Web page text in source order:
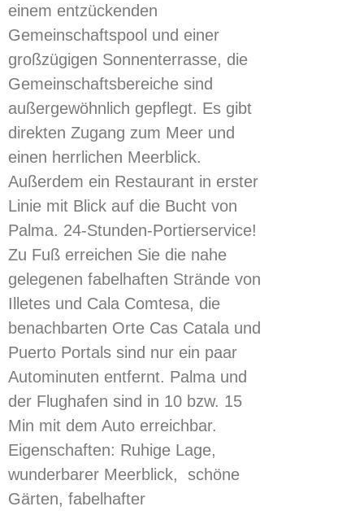
einem entzückenden
Gemeinschaftspool und einer
großzügigen Sonnenterrasse, die
Gemeinschaftsbereiche sind
außergewöhnlich gepflegt. Es gibt
direkten Zugang zum Meer und
einen herrlichen Meerblick.
Außerdem ein Restaurant in erster
Linie mit Blick auf die Bucht von
Palma. 24-Stunden-Portierservice!
Zu Fuß erreichen Sie die nahe
gelegenen fabelhaften Strände von
Illetes und Cala Comtesa, die
benachbarten Orte Cas Catala und
Puerto Portals sind nur ein paar
Autominuten entfernt. Palma und
der Flughafen sind in 10 bzw. 15
Min mit dem Auto erreichbar.
Eigenschaften: Ruhige Lage,
wunderbarer Meerblick, schöne
Gärten, fabelhafter